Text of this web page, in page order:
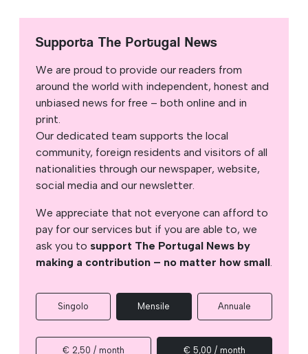
Supporta The Portugal News
We are proud to provide our readers from
around the world with independent, honest and
unbiased news for free – both online and in
print.
Our dedicated team supports the local
community, foreign residents and visitors of all
nationalities through our newspaper, website,
social media and our newsletter.
We appreciate that not everyone can afford to
pay for our services but if you are able to, we
ask you to support The Portugal News by
making a contribution – no matter how small.
Singolo Mensile Annuale
€ 2,50 / month € 5,00 / month